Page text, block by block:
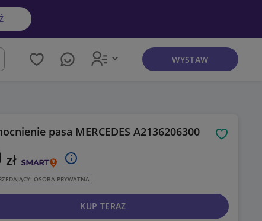
WYSTAW
pasa MERCEDES A2136206300 Obserwuj
zł
OSOBA PRYWATNA
KUP TERAZ